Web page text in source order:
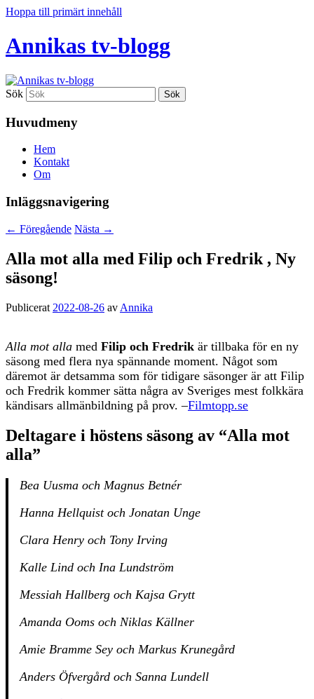
Hoppa till primärt innehåll
Annikas tv-blogg
Sök
Huvudmeny
Hem
Kontakt
Om
Inläggsnavigering
← Föregående Nästa →
Alla mot alla med Filip och Fredrik , Ny
säsong!
Publicerat 2022-08-26 av Annika
Alla mot alla med Filip och Fredrik är tillbaka för en ny
säsong med flera nya spännande moment. Något som
däremot är detsamma som för tidigare säsonger är att Filip
och Fredrik kommer sätta några av Sveriges mest folkkära
kändisars allmänbildning på prov. –Filmtopp.se
Deltagare i höstens säsong av “Alla mot
alla”
Bea Uusma och Magnus Betnér
Hanna Hellquist och Jonatan Unge
Clara Henry och Tony Irving
Kalle Lind och Ina Lundström
Messiah Hallberg och Kajsa Grytt
Amanda Ooms och Niklas Källner
Amie Bramme Sey och Markus Krunegård
Anders Öfvergård och Sanna Lundell